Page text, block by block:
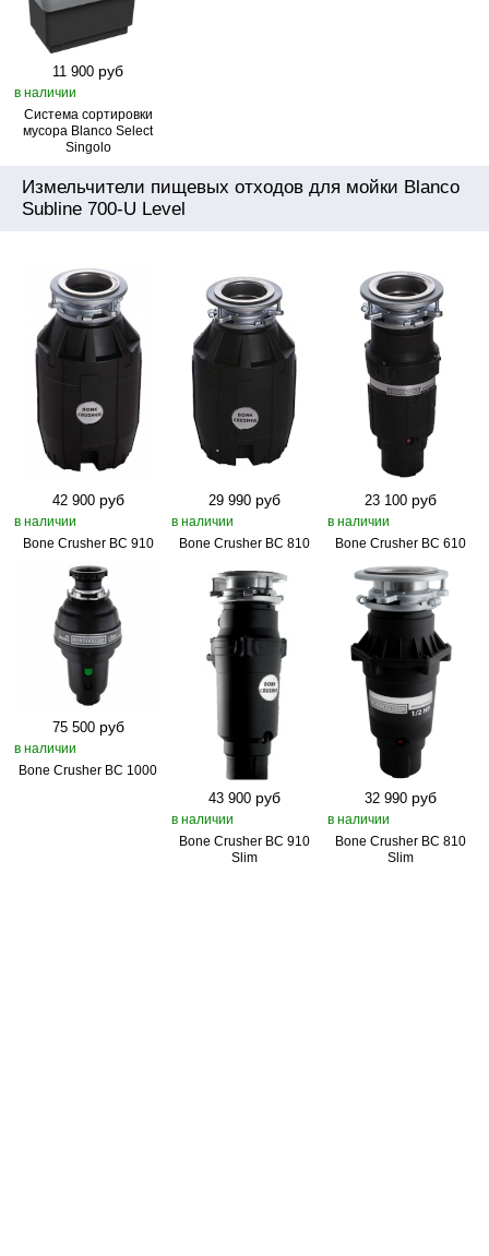
11 900 руб
в наличии
Система сортировки
мусора Blanco Select
Singolo
Измельчители пищевых отходов для мойки Blanco
Subline 700-U Level
42 900 руб
в наличии
Bone Crusher BC 910
29 990 руб
в наличии
Bone Crusher BC 810
23 100 руб
в наличии
Bone Crusher BC 610
75 500 руб
в наличии
Bone Crusher BC 1000
43 900 руб
в наличии
Bone Crusher BC 910
Slim
32 990 руб
в наличии
Bone Crusher BC 810
Slim